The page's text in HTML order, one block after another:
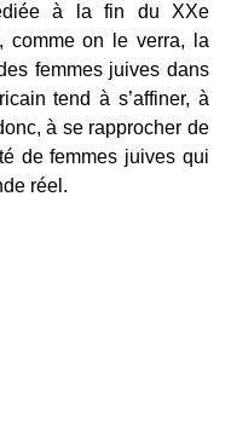
à la fin du XXe
comme on le verra, la
femmes juives dans
tend à s’affiner, à
à se rapprocher de
de femmes juives qui
réel.